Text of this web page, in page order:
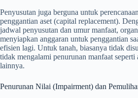
Penyusutan juga berguna untuk
penggantian aset (capital replacement).
jadwal penyusutan dan umur manfaat,
menyiapkan anggaran untuk penggantian
efisien lagi. Untuk tanah, biasanya tidak
tidak mengalami penurunan manfaat seperti
lainnya.
Penurunan Nilai (Impairment) dan